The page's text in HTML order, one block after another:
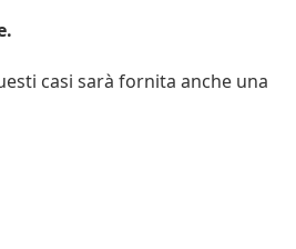
casi sarà fornita anche una